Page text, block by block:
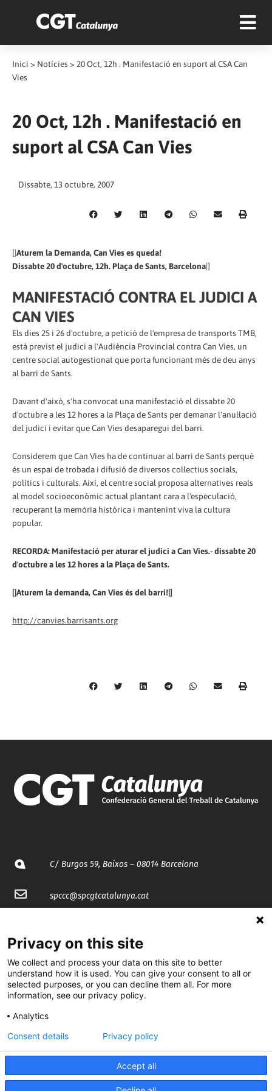
Inici > Notícies > 20 Oct, 12h . Manifestació en suport al CSA Can
Vies
20 Oct, 12h . Manifestació en
suport al CSA Can Vies
Dissabte, 13 octubre, 2007
[|Aturem la Demanda, Can Vies es queda!
Dissabte 20 d'octubre, 12h. Plaça de Sants, Barcelona|]
MANIFESTACIÓ CONTRA EL JUDICI A
CAN VIES
Els dies 25 i 26 d'octubre, a petició de l'empresa de transports TMB,
està previst el judici a l'Audiència Provincial contra Can Vies, un
centre social autogestionat que porta funcionant més de deu anys
al barri de Sants.
Davant d'això, s'ha convocat una manifestació el dissabte 20
d'octubre a les 12 hores a la Plaça de Sants per demanar l'anul·lació
del judici i evitar que Can Vies desaparegui del barri.
Considerem que Can Vies ha de continuar al barri de Sants perquè
és un espai de trobada i difusió de diversos col·lectius socials,
polítics i culturals. Així, el centre social proposa alternatives reals
al model socioeconòmic actual plantant cara a l'especulació,
recuperant la memòria històrica i mantenint viva la cultura
popular.
RECORDA: Manifestació per aturar el judici a Can Vies.- dissabte 20
d'octubre a les 12 hores a la Plaça de Sants.
[|Aturem la demanda, Can Vies és del barri!|]
http://canvies.barrisants.org
C/ Burgos 59, Baixos – 08014 Barcelona
spccc@spcgtcatalunya.cat
@CGTCatalunya
cgtcatalunya
cgtcatalunya
Desenvolupat per
Privacy on this site
We collect and process your data on this site to better
understand how it is used. You can give your consent to all or
selected purposes, or you can decline them all. For more
information, see our privacy policy.
Analytics
Accept all
Consent details Privacy policy